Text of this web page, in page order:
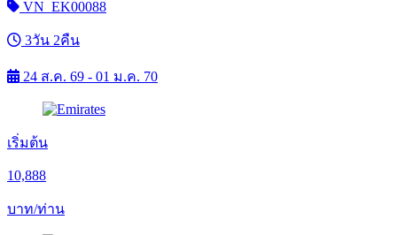
VN_EK00088
3วัน 2คืน
24 ส.ค. 69 - 01 ม.ค. 70
เริ่มต้น
10,888
บาท/ท่าน